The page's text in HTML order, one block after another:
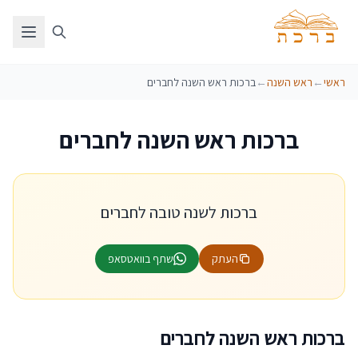
ראשי← ראש השנה←ברכות ראש השנה לחברים
ברכות ראש השנה לחברים
ברכות לשנה טובה לחברים
העתק שתף בוואטסאפ
ברכות ראש השנה לחברים